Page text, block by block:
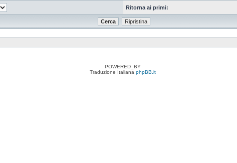
Ritorna ai primi:
POWERED_BY
Traduzione Italiana phpBB.it